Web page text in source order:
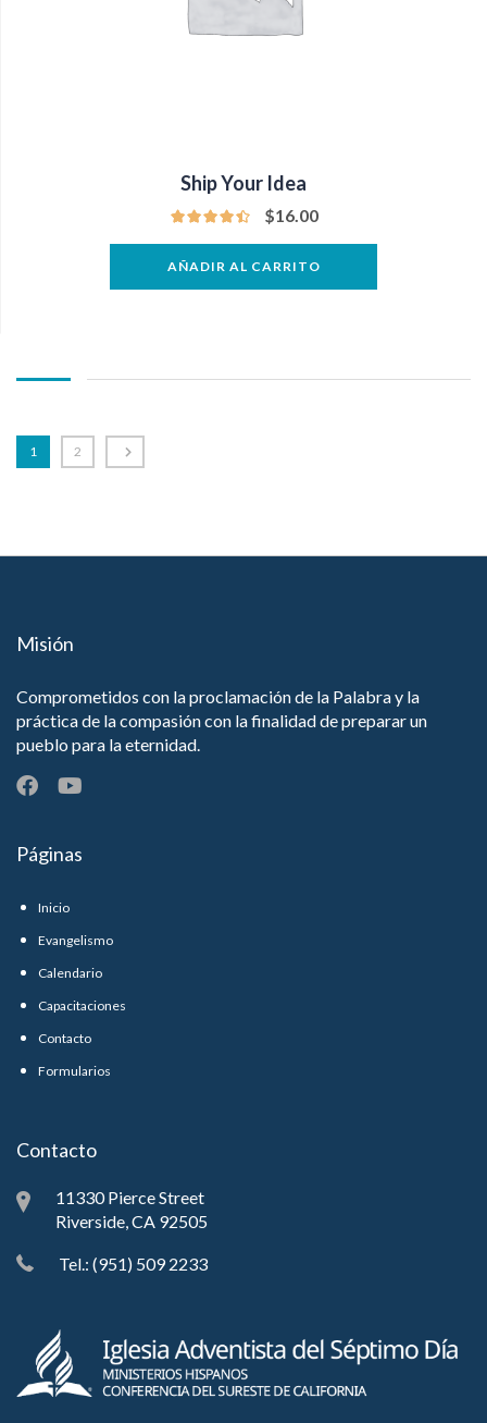
Ship Your Idea
$16.00
AÑADIR AL CARRITO
1 2
Misión
Comprometidos con la proclamación de la Palabra y la
práctica de la compasión con la finalidad de preparar un
pueblo para la eternidad.
Páginas
Inicio
Evangelismo
Calendario
Capacitaciones
Contacto
Formularios
Contacto
11330 Pierce Street
Riverside, CA 92505
Tel.: (951) 509 2233